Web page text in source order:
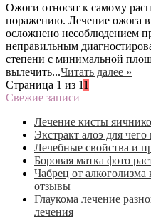
Ожоги относят к самому
поражению. Лечение ожога
осложнено несоблюдением
неправильным
степени с минимальной
вылечить...Читать далее »
Страница 1 из 11
Свежие записи
Лечение кисты
Экстракт алоэ для
Лечебные свойства и
Боровая матка фото
Чабрец от
отзывы
Глаукома лечение
лечения